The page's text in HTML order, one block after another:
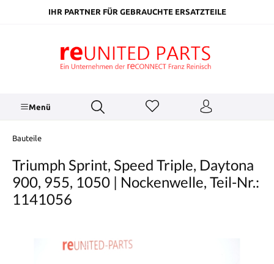
springenIHR PARTNER FÜR GEBRAUCHTE ERSATZTEILE
Menü
Bauteile
Triumph Sprint, Speed Triple, Daytona
900, 955, 1050 | Nockenwelle, Teil-Nr.:
1141056